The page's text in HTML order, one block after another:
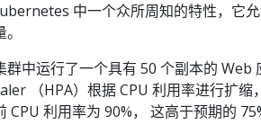
中一个众所周知的特性，它
中运行了一个具有 50 个副本的 Web
（HPA）根据 CPU 利用率进行扩缩
CPU 利用率为 90%， 这高于预期的